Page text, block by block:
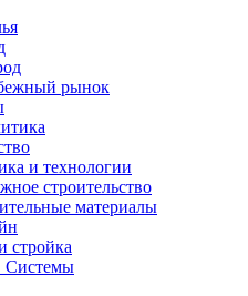
рынок
и технологии
строительство
материалы
стройка